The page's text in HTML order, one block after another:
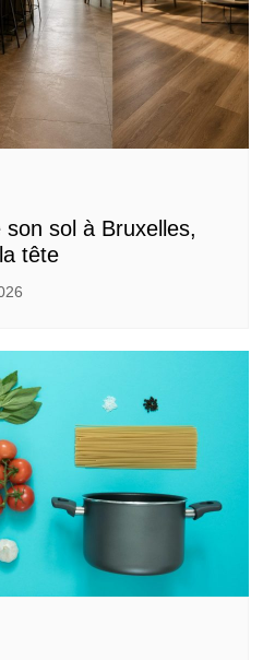
sol à Bruxelles,
tête